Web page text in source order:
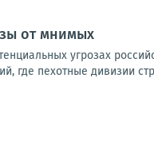
от мнимых
угрозах
где пехотные дивизии